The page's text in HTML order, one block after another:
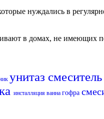
нуждались в
в домах, не имеющих
унитаз
инсталляция ванна гофра